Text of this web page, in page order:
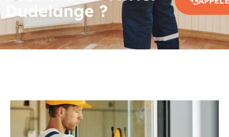
Dudelange ?